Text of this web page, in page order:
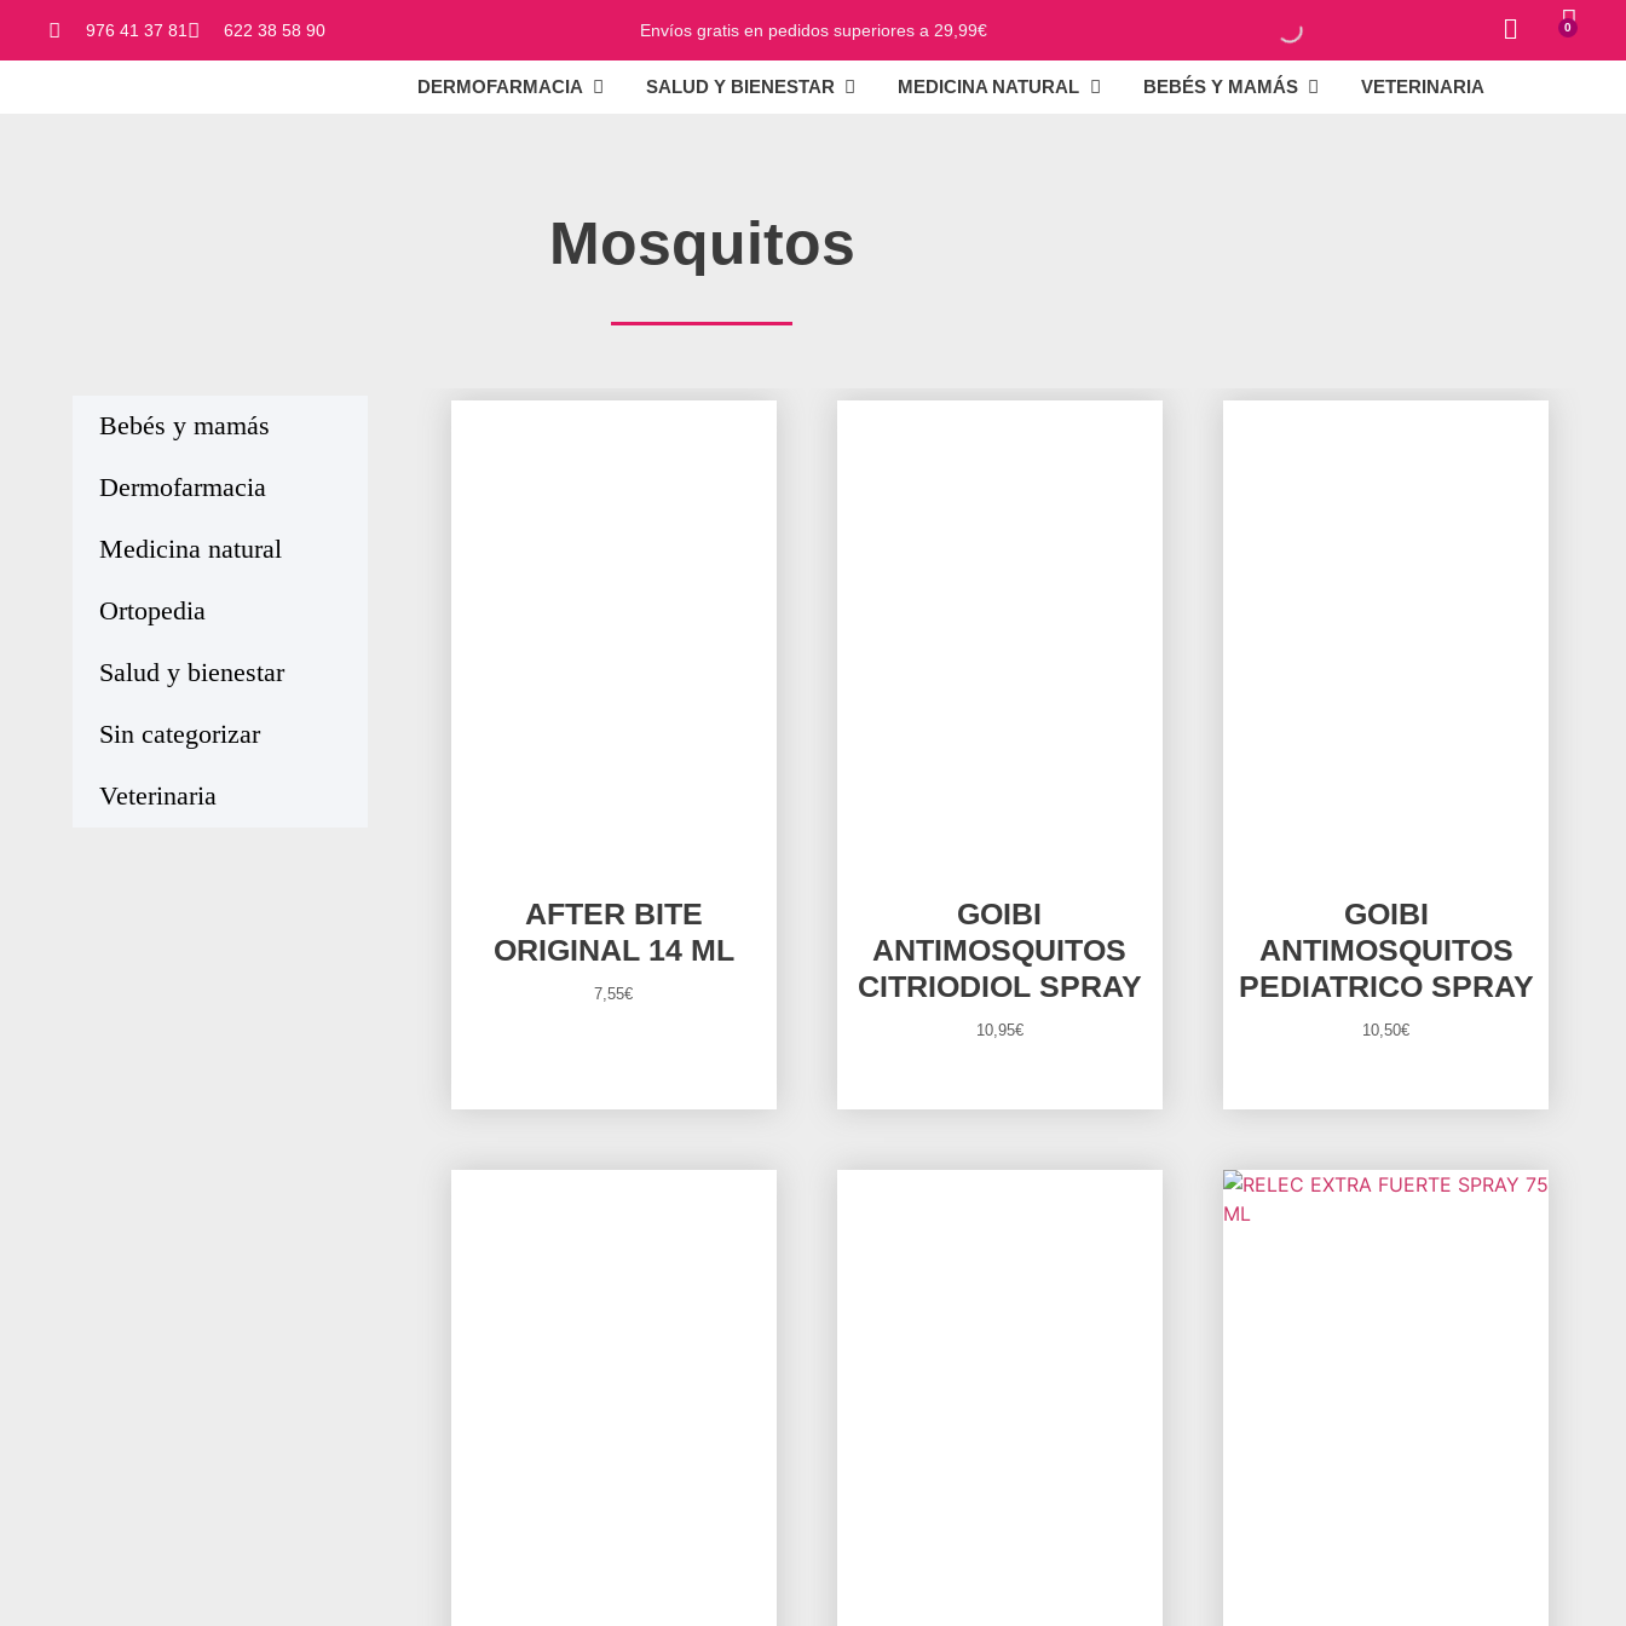
976 41 37 81 622 38 58 90 Envíos gratis en pedidos superiores a 29,99€ 0
DERMOFARMACIA SALUD Y BIENESTAR MEDICINA NATURAL BEBÉS Y MAMÁS VETERINARIA
Mosquitos
Bebés y mamás
Dermofarmacia
Medicina natural
Ortopedia
Salud y bienestar
Sin categorizar
Veterinaria
AFTER BITE
ORIGINAL 14 ML
7,55€
GOIBI
ANTIMOSQUITOS
CITRIODIOL SPRAY
10,95€
GOIBI
ANTIMOSQUITOS
PEDIATRICO SPRAY
10,50€